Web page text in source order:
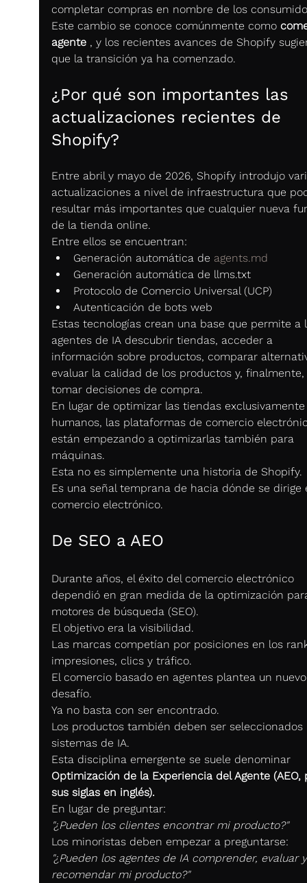
completar compras en nombre de los
Este cambio se conoce comúnmente como
agente , y los recientes avances de Shopify
que la transición ya ha comenzado.
¿Por qué son importantes las
actualizaciones recientes de
Shopify?
Entre abril y mayo de 2026, Shopify introdujo
actualizaciones a nivel de infraestructura que
resultar más importantes que cualquier nueva
de la tienda online.
Entre ellos se encuentran:
Generación automática de agents.md
Generación automática de llms.txt
Protocolo de Comercio Universal (UCP)
Autenticación de bots web
Estas tecnologías crean una base que permite a
agentes de IA descubrir tiendas, acceder a
información sobre productos, comparar
evaluar la calidad de los productos y, finalmente,
tomar decisiones de compra.
En lugar de optimizar las tiendas
humanos, las plataformas de comercio
están empezando a optimizarlas también para
máquinas.
Esta no es simplemente una historia de Shopify.
Es una señal temprana de hacia dónde se dirige
comercio electrónico.
De SEO a AEO
Durante años, el éxito del comercio electrónico
dependió en gran medida de la optimización
motores de búsqueda (SEO).
El objetivo era la visibilidad.
Las marcas competían por posiciones en los
impresiones, clics y tráfico.
El comercio basado en agentes plantea un
desafío.
Ya no basta con ser encontrado.
Los productos también deben ser
sistemas de IA.
Esta disciplina emergente se suele denominar
Optimización de la Experiencia del Agente
sus siglas en inglés).
En lugar de preguntar:
"¿Pueden los clientes encontrar mi producto?"
Los minoristas deben empezar a preguntarse:
"¿Pueden los agentes de IA comprender, evaluar
recomendar mi producto?"